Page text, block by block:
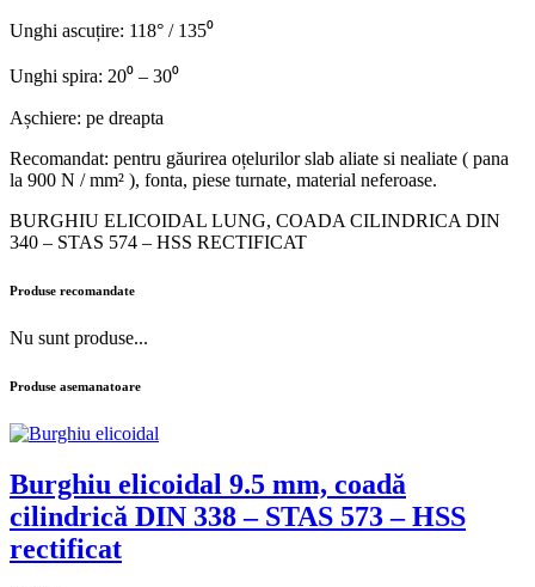
Unghi ascuțire: 118° / 135⁰
Unghi spira: 20⁰ – 30⁰
Așchiere: pe dreapta
Recomandat: pentru găurirea oțelurilor slab aliate si nealiate ( pana
la 900 N / mm² ), fonta, piese turnate, material neferoase.
BURGHIU ELICOIDAL LUNG, COADA CILINDRICA DIN
340 – STAS 574 – HSS RECTIFICAT
Produse recomandate
Nu sunt produse...
Produse asemanatoare
Burghiu elicoidal 9.5 mm, coadă
cilindrică DIN 338 – STAS 573 – HSS
rectificat